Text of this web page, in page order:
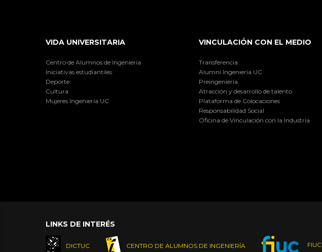
VIDA UNIVERSITARIA
Centro de Alumnos de Ingeniería
Iniciativas estudiantiles
Deporte
Cultura
Mujeres Ingeniería UC
VINCULACIÓN CON EL MEDIO
Transferencia
Alumni Ingeniería UC
Preingeniería
Atracción y desarrollo de talento
Plataforma de Colocaciones
Responsabilidad Social
Oficina de Vinculación con la Industria
LINKS DE INTERÉS
DICTUC CENTRO DE ALUMNOS DE INGENIERÍA FIUC